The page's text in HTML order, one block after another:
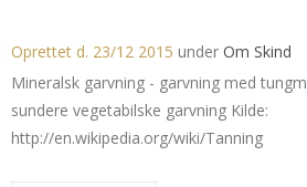
Oprettet d. 23/12 2015 under Om Skind
Mineralsk garvning - garvning med
sundere vegetabilske garvning Kilde:
http://en.wikipedia.org/wiki/Tanning